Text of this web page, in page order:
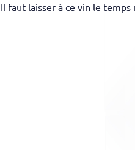
laisser à ce vin le temps